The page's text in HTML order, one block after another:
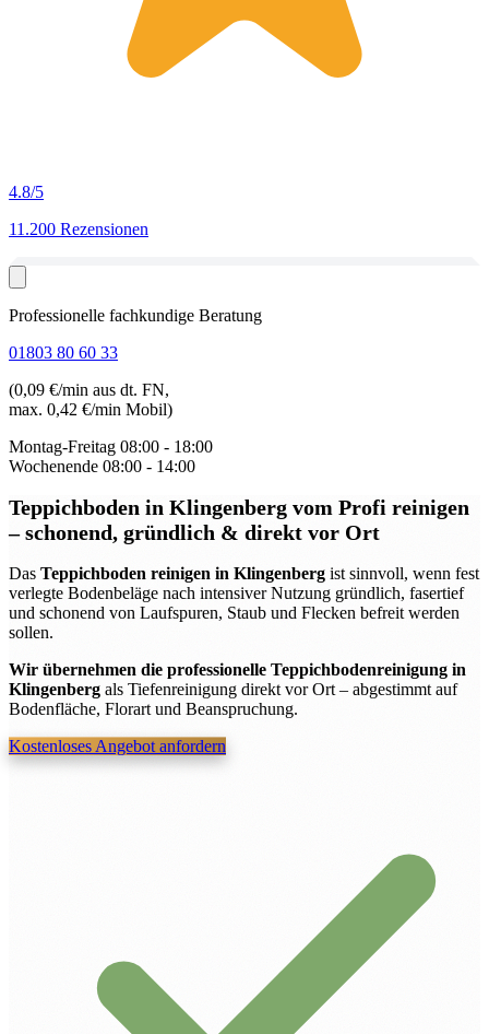
4.8/5
11.200 Rezensionen
Professionelle fachkundige Beratung
01803 80 60 33
(0,09 €/min aus dt. FN,
max. 0,42 €/min Mobil)
Montag-Freitag 08:00 - 18:00
Wochenende 08:00 - 14:00
Teppichboden in Klingenberg vom Profi reinigen
– schonend, gründlich & direkt vor Ort
Das Teppichboden reinigen in Klingenberg ist sinnvoll, wenn fest
verlegte Bodenbeläge nach intensiver Nutzung gründlich, fasertief
und schonend von Laufspuren, Staub und Flecken befreit werden
sollen.
Wir übernehmen die professionelle Teppichbodenreinigung in
Klingenberg als Tiefenreinigung direkt vor Ort – abgestimmt auf
Bodenfläche, Florart und Beanspruchung.
Kostenloses Angebot anfordern